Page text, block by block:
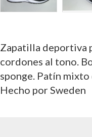
Zapatilla deportiva
cordones al tono.
sponge. Patín mixto
Hecho por Sweden